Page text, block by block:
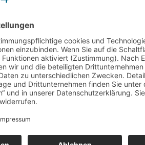
Sommersportfest 2026 zeigte einmal